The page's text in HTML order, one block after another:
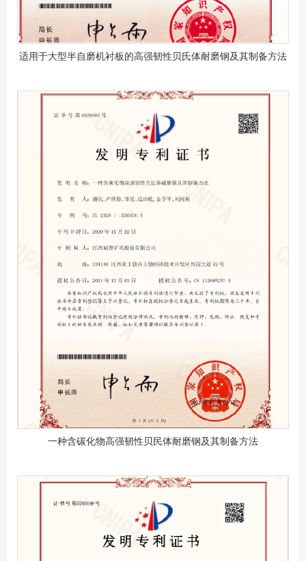
适用于大型半自磨机衬板的高强韧性贝氏体耐磨钢及其制备方法
一种含碳化物高强韧性贝民体耐磨钢及其制备方法